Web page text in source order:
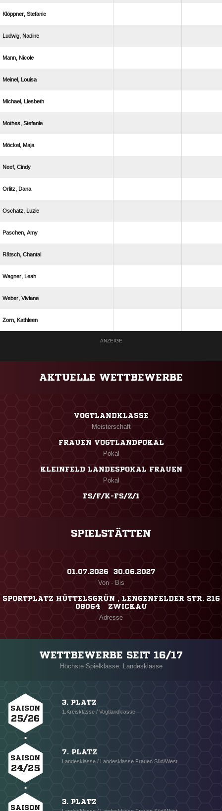
 
 
 
 
 
 
 
 
 
 
 
 
 
 
 
ANZEIGE
AKTUELLE WETTBEWERBE
VOGTLANDKLASSE
Meisterschaft
FRAUEN VOGTLANDPOKAL
Pokal
KLEINFELD LANDESPOKAL FRAUEN
Pokal
FS/F/K-FS/Z/1
SPIELSTÄTTEN
01.07.2026 ​ 30.06.2027
Von - Bis
SPORTPLATZ HÜTTELSGRÜN , LENGENFELDER STR. 216
08064 ZWICKAU
Adresse
WETTBEWERBE SEIT 16/17
Höchste Spielklasse: Landesklasse
SAISON
25/26
3. PLATZ
1.Kreisklasse / Vogtlandklasse
SAISON
24/25
7. PLATZ
Landesklasse / Landesklasse Frauen Süd/West
SAISON
3. PLATZ